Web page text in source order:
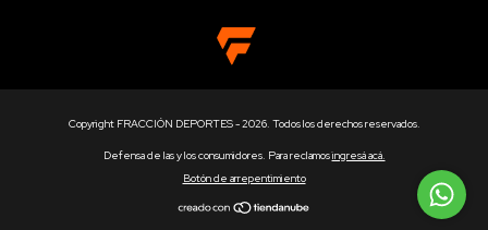
Copyright FRACCIÓN DEPORTES - 2026. Todos los derechos reservados.
Defensa de las y los consumidores. Para reclamosingresá acá.
Botón de arrepentimiento